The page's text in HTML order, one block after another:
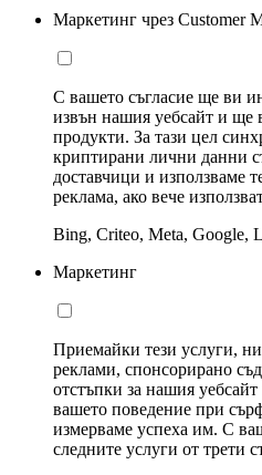
Маркетинг чрез Customer
С вашето съгласие ще ви
извън нашия уебсайт и ще
продукти. За тази цел
криптирани лични данни
доставчици и използваме
реклама, ако вече
Bing, Criteo, Meta, Google,
Маркетинг
Приемайки тези услуги,
реклами, спонсорирано
отстъпки за нашия
вашето поведение при
измерваме успеха им. С
следните услуги от трети